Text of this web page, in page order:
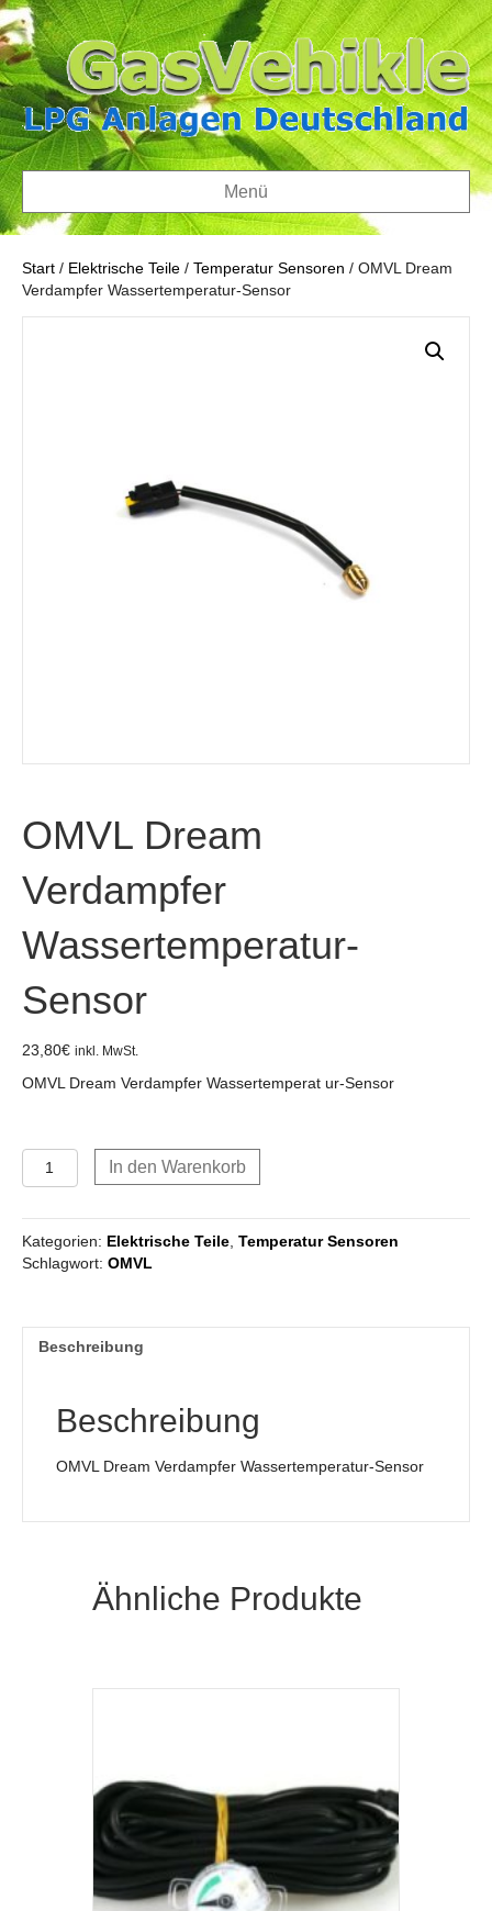
Menü
Start / Elektrische Teile / Temperatur Sensoren / OMVL Dream
Verdampfer Wassertemperatur-Sensor
OMVL Dream
Verdampfer
Wassertemperatur-
Sensor
23,80€ inkl. MwSt.
OMVL Dream Verdampfer Wassertemperat ur-Sensor
OMVL
Dream
Wassertemperatur-
Sensor
Menge
In den Warenkorb
Kategorien: Elektrische Teile Temperatur Sensoren
Schlagwort: OMVL
Beschreibung
Beschreibung
OMVL Dream Verdampfer Wassertemperatur-Sensor
Ähnliche Produkte